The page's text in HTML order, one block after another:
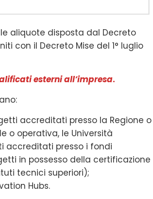
aliquote disposta dal Decreto
con il Decreto Mise del 1° luglio
esterni all’impresa.
accreditati presso la Regione o
o operativa, le Università
accreditati presso i fondi
in possesso della certificazione
tecnici superiori);
Hubs.